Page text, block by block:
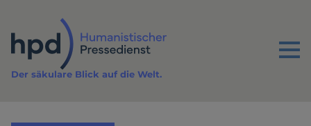
Inhalt
Menu
Der säkulare Blick auf die Welt.